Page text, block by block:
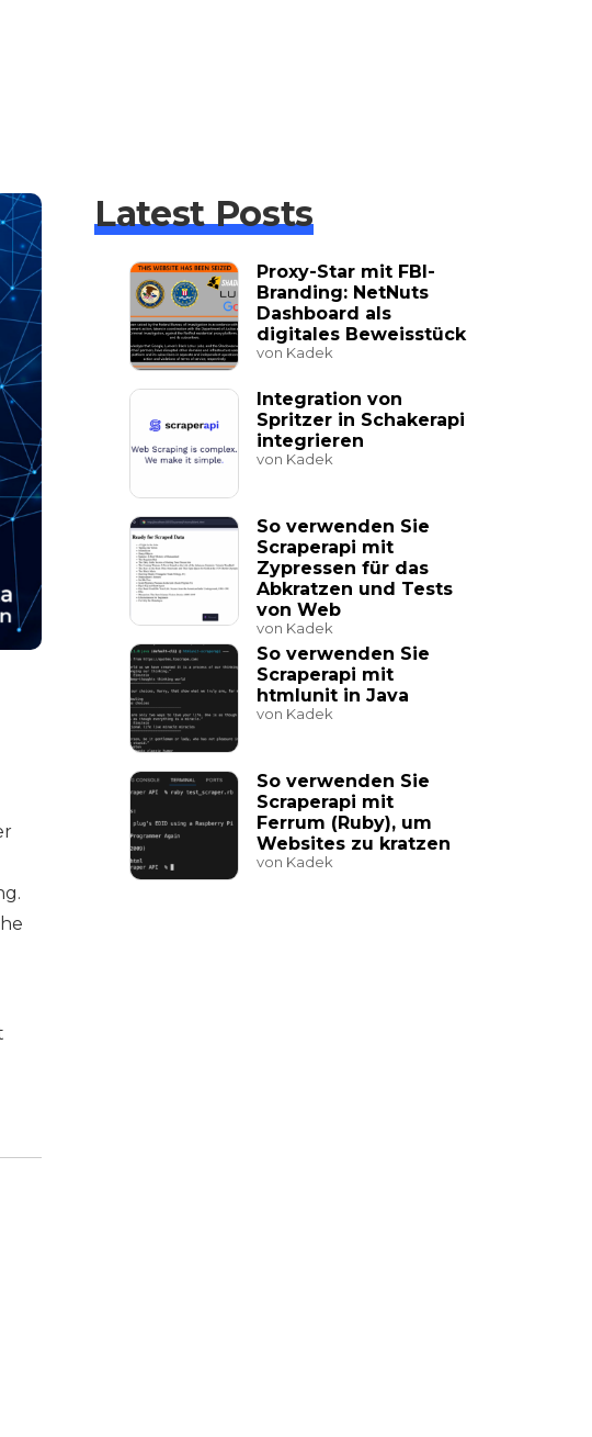
Latest Posts
Proxy-Star mit FBI-
Branding: NetNuts
Dashboard als
digitales Beweisstück
von Kadek
Integration von
Spritzer in Schakerapi
integrieren
von Kadek
So verwenden Sie
Scraperapi mit
Zypressen für das
Abkratzen und Tests
von Web
von Kadek
So verwenden Sie
Scraperapi mit
htmlunit in Java
von Kadek
So verwenden Sie
Scraperapi mit
Ferrum (Ruby), um
Websites zu kratzen
von Kadek